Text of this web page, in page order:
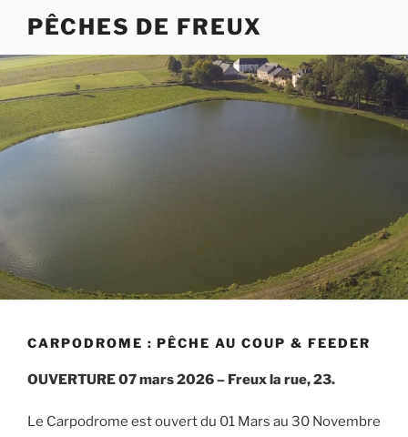
contenu
principal
PÊCHES DE FREUX
CARPODROME : PÊCHE AU COUP & FEEDER
OUVERTURE 07 mars 2026 – Freux la rue, 23.
Le Carpodrome est ouvert du 01 Mars au 30 Novembre